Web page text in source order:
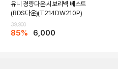
유니 경량다운 시보리넥 베스트
(RDS다운)(T214DW210P)
39,900
85% 6,000